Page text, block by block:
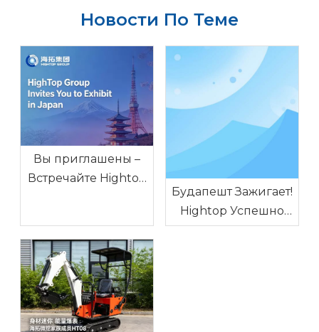
Новости По Теме
Вы приглашены –
Встречайте Hightop
Будапешт Зажигает!
Hightop Успешно
Завершил Выставку